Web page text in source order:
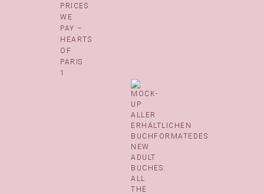
PRICES
WE
PAY –
HEARTS
OF
PARIS
1